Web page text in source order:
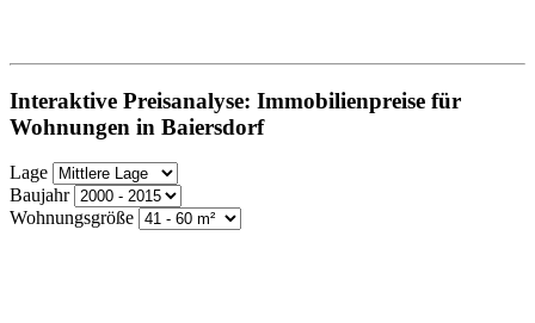
Interaktive Preisanalyse: Immobilienpreise für
Wohnungen in Baiersdorf
Lage
Baujahr
Wohnungsgröße